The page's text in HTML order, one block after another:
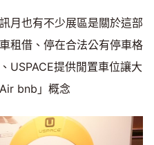
月也有不少展區是關於這部
租借、停在合法公有停車格
USPACE提供閒置車位讓大
bnb」概念